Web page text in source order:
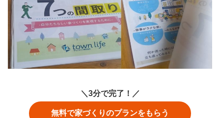
＼3分で完了！／
無料で家づくりのプランをもらう